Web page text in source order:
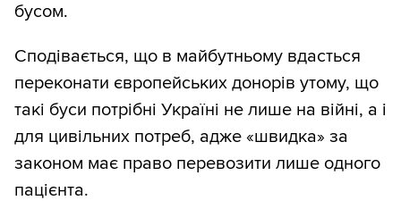
бусом.
Сподівається, що в майбутньому вдасться
переконати європейських донорів утому, що
такі буси потрібні Україні не лише на війні, а і
для цивільних потреб, адже «швидка» за
законом має право перевозити лише одного
пацієнта.